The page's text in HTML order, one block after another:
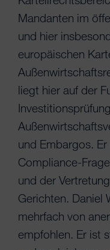
Mandanten im
und hier
europäischen
liegt hier auf der
und Embargos.
Compliance-
und der
Gerichten. Daniel
mehrfach von
empfohlen. Er ist